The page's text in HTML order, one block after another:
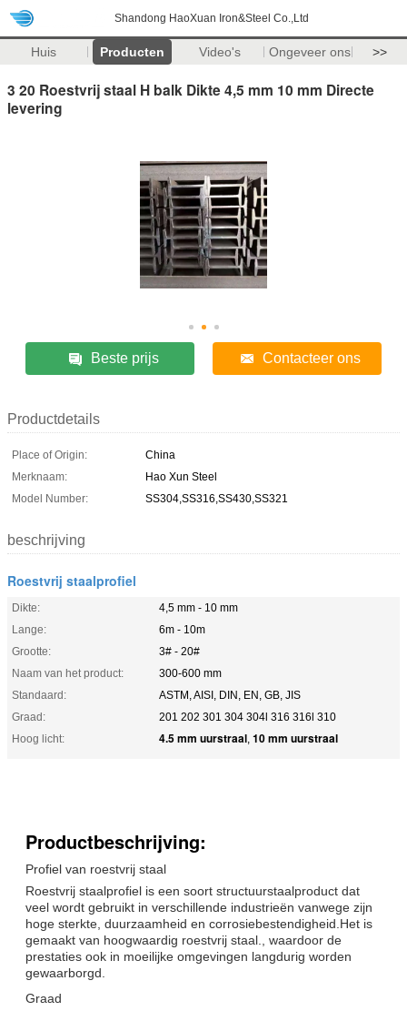
Shandong HaoXuan Iron&Steel Co.,Ltd
Huis Producten Video's Ongeveer ons >>
3 20 Roestvrij staal H balk Dikte 4,5 mm 10 mm Directe
levering
Beste prijs Contacteer ons
Productdetails
Place of Origin:
China
Merknaam:
Hao Xun Steel
Model Number:
SS304,SS316,SS430,SS321
beschrijving
Roestvrij staalprofiel
Dikte:
4,5 mm - 10 mm
Lange:
6m - 10m
Grootte:
3# - 20#
Naam van het product:
300-600 mm
Standaard:
ASTM, AISI, DIN, EN, GB, JIS
Graad:
201 202 301 304 304l 316 316l 310
Hoog licht:
4.5 mm uurstraal, 10 mm uurstraal
Productbeschrijving:
Profiel van roestvrij staal
Roestvrij staalprofiel is een soort structuurstaalproduct dat
veel wordt gebruikt in verschillende industrieën vanwege zijn
hoge sterkte, duurzaamheid en corrosiebestendigheid.Het is
gemaakt van hoogwaardig roestvrij staal., waardoor de
prestaties ook in moeilijke omgevingen langdurig worden
gewaarborgd.
Graad